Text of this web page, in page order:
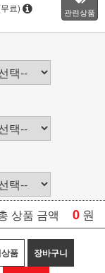
료) 관련상품
상품 금액 0 원
품 장바구니